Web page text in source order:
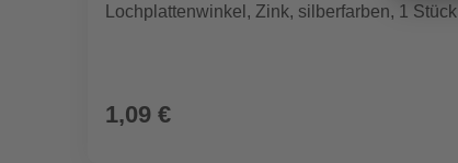
Lochplattenwinkel, Zink, silberfarben, 1 Stück
1,09 €